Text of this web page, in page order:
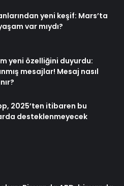
yeni keşif: Mars’ta
var mıydı?
yeni özelliğini duyurdu:
mesajlar! Mesaj nasıl
2025’ten itibaren bu
desteklenmeyecek